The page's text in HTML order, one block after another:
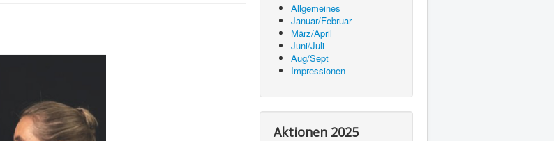
Allgemeines
Januar/Februar
März/April
Juni/Juli
Aug/Sept
Impressionen
Aktionen 2025